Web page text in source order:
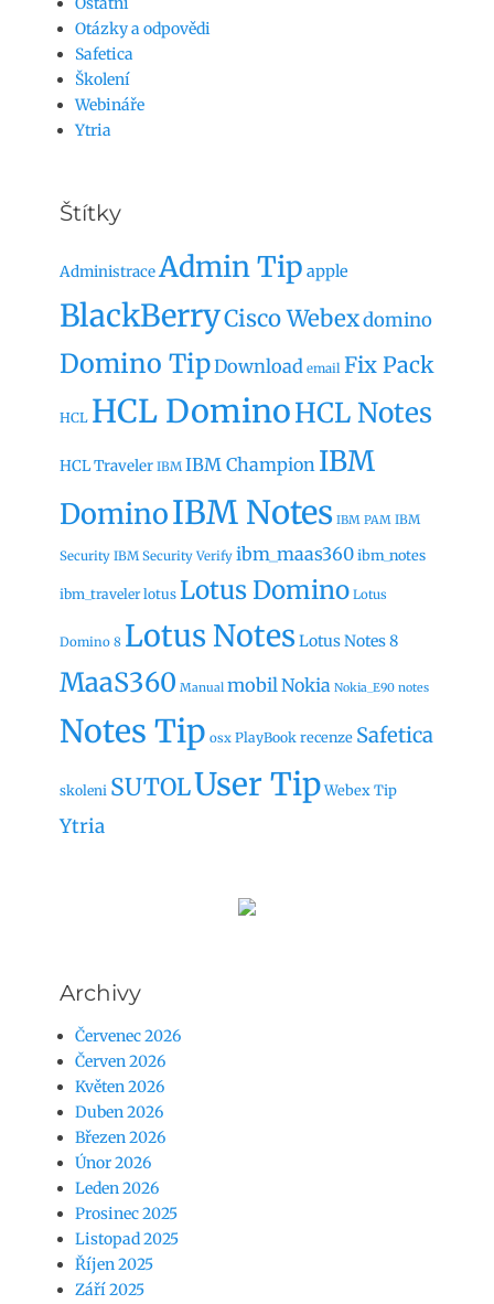
Otázky a odpovědi
Safetica
Školení
Webináře
Ytria
Štítky
AdministraceAdmin Tip apple
BlackBerryCisco Webexdomino
Domino TipDownload email Fix Pack
HCL HCL DominoHCL Notes
HCL Traveler IBM IBM Champion IBM
DominoIBM Notes IBM PAM IBM
Security IBM Security Verify ibm_maas360ibm_notes
ibm_traveler lotus Lotus Domino Lotus
Domino 8 Lotus Notes Lotus Notes 8
MaaS360 Manual mobilNokia Nokia_E90 notes
Notes Tip osx PlayBook recenze Safetica
skoleni SUTOLUser TipWebex Tip
Ytria
Archivy
Červenec 2026
Červen 2026
Květen 2026
Duben 2026
Březen 2026
Únor 2026
Leden 2026
Prosinec 2025
Listopad 2025
Říjen 2025
Září 2025